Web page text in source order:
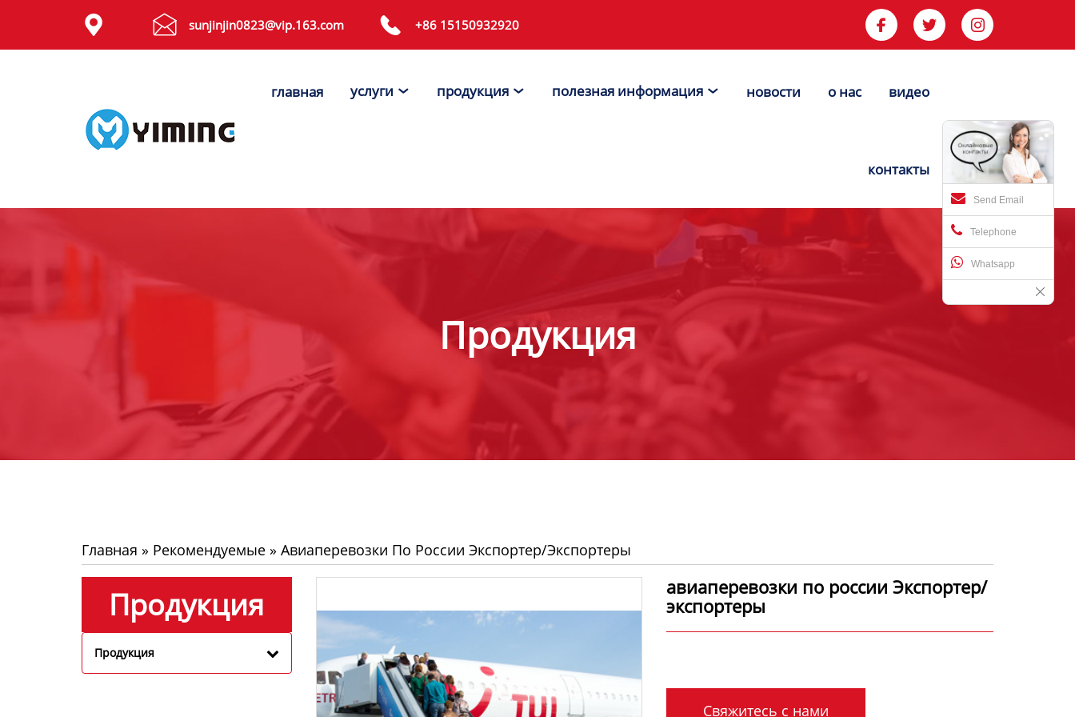
  sunjinjin0823@vip.163.com  +86 15150932920   
главная услуги  продукция  полезная информация  новости о нас видео
контакты

Send Email
Telephone
Whatsapp
Продукция
Главная » Рекомендуемые » Авиаперевозки По России Экспортер/экспортеры
Продукция
Продукция
авиаперевозки по россии Экспортер/
экспортеры
Свяжитесь с нами